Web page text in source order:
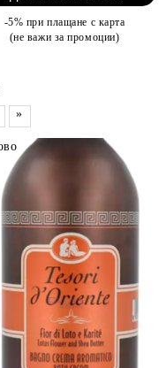
-5% при плащане с карта
(не важи за промоции)
»